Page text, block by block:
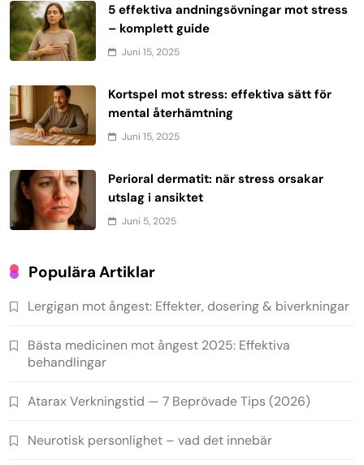
5 effektiva andningsövningar mot stress
– komplett guide
Juni 15, 2025
Kortspel mot stress: effektiva sätt för
mental återhämtning
Juni 15, 2025
Perioral dermatit: när stress orsakar
utslag i ansiktet
Juni 5, 2025
Populära Artiklar
Lergigan mot ångest: Effekter, dosering & biverkningar
Bästa medicinen mot ångest 2025: Effektiva
behandlingar
Atarax Verkningstid — 7 Beprövade Tips (2026)
Neurotisk personlighet – vad det innebär